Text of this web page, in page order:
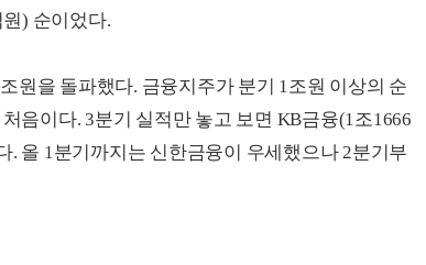
) 순이었다.
원을 돌파했다. 금융지주가 분기 1조원 이상의 순
음이다. 3분기 실적만 놓고 보면 KB금융(1조1666
올 1분기까지는 신한금융이 우세했으나 2분기부